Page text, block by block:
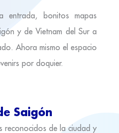
bonitos mapas
y de Vietnam del Sur a
Ahora mismo el espacio
por doquier.
Saigón
reconocidos de la ciudad y